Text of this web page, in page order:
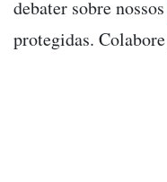
debater sobre nossos
protegidas.